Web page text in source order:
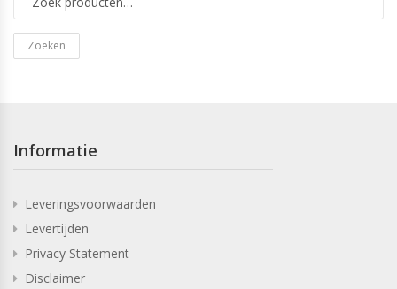
Zoeken
Informatie
Leveringsvoorwaarden
Levertijden
Privacy Statement
Disclaimer